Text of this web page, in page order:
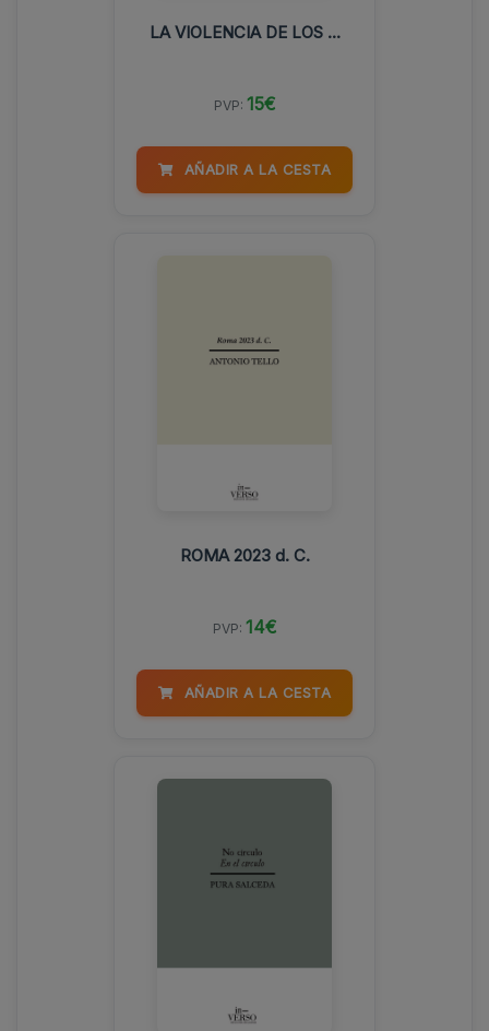
LA VIOLENCIA DE LOS ...
PVP: 15€
AÑADIR A LA CESTA
ROMA 2023 d. C.
PVP: 14€
AÑADIR A LA CESTA